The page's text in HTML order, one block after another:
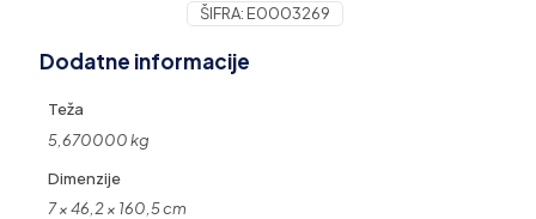
zelena
ŠIFRA: E0003269
Dodatne informacije
Teža
5,670000 kg
Dimenzije
7 × 46,2 × 160,5 cm